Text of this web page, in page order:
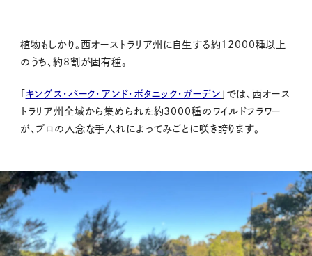
植物もしかり。西オーストラリア州に自生する約12000種以上
のうち、約8割が固有種。
キングス・パーク・アンド・ボタニック・ガーデン 」では、西オース
トラリア州全域から集められた約3000種のワイルドフラワー
が、プロの入念な手入れによってみごとに咲き誇ります。